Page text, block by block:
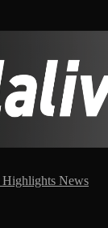
Highlights News